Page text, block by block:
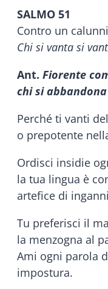
SALMO 51
Contro un
Chi si vanta si
Ant. Fiorente
chi si
Perché ti vanti
o prepotente
Ordisci insidie
la tua lingua è
artefice di
Tu preferisci il
la menzogna al
Ami ogni parola
impostura.